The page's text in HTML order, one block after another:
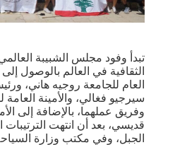
تبدأ وفود مجلس الشبيبة العالمي
الثقافية في العالم بالوصول
العام للجامعة روجيه هاني،
سيرجيو فغالي، والأمينة
وفريق عملهما، بالإضافة إلى
قديسي، بعد أن انتهت الترتيبات
الجبل، وفي مكتب وزارة